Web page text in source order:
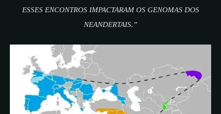
ESSES ENCONTROS IMPACTARAM OS GENOMAS DOS
NEANDERTAIS.”